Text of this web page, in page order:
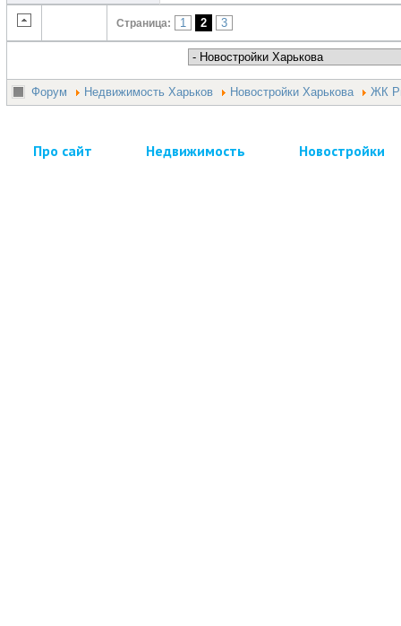
Страница: 1 2 3
Форум Недвижимость Харьков Новостройки Харькова ЖК
Про сайт Недвижимость Новостройки